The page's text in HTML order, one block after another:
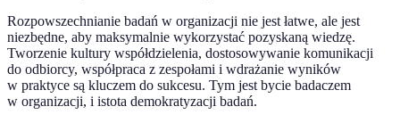
Rozpowszechnianie badań w organizacji nie jest łatwe, ale jest
niezbędne, aby maksymalnie wykorzystać pozyskaną wiedzę.
Tworzenie kultury współdzielenia, dostosowywanie komunikacji
do odbiorcy, współpraca z zespołami i wdrażanie wyników
w praktyce są kluczem do sukcesu. Tym jest bycie badaczem
w organizacji, i istota demokratyzacji badań.